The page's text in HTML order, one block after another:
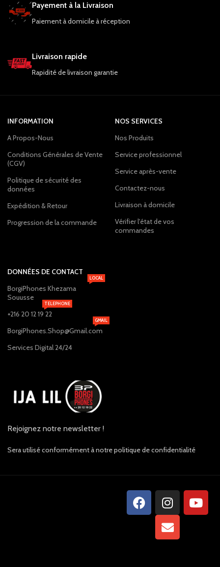
Payement à la Livraison
Paiement à domicile à réception
Livraison rapide
Rapidité de livraison garantie
INFORMATION
A Propos-Nous
Conditions Générales de Vente
(CGV)
Politique de sécurité des
données
Expédition & Retour
Progression de la commande
NOS SERVICES
Nos Produits
Service professionnel
Service après-vente
Contactez-nous
Livraison à domicile
Vérifier l'état de vos
commandes
DONNÉES DE CONTACT
BorgiPhones Khezama
Souusse
LOCAL
+216 20 12 19 22
TELEPHONE
BorgiPhones.Shop@Gmail.com
GMAIL
Services Digital 24/24
Rejoignez notre newsletter !
Sera utilisé conformément à notre politique de confidentialité